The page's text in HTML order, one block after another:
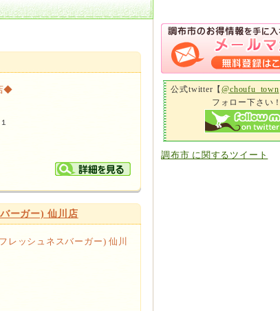
◆
ーガー) 仙川店
レッシュネスバーガー) 仙川
公式twitter【@choufu_town
フォロー下さい！
調布市 に関するツイート